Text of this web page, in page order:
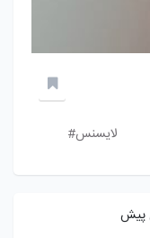
لایسنس#